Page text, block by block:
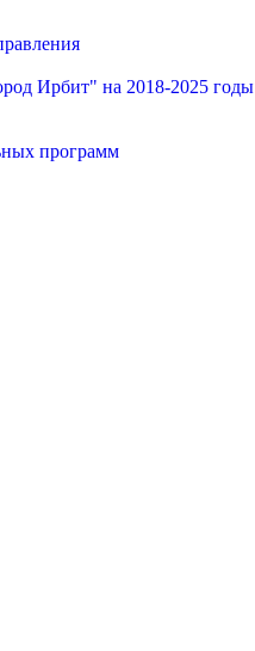
Ирбит" на 2018-2025 годы
программ